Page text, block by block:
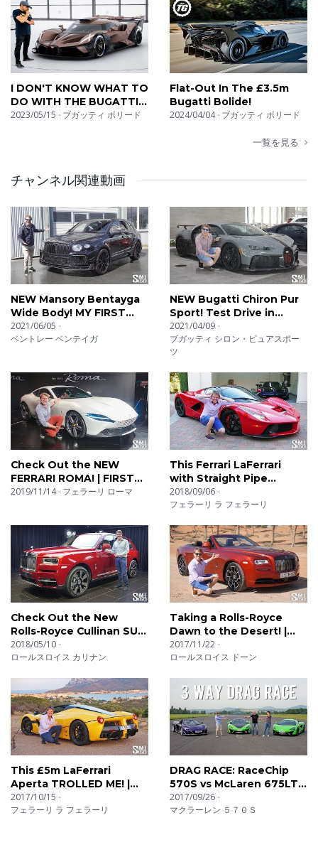
I DON'T KNOW WHAT TO
DO WITH THE BUGATTI
BOLIDE! || Manny
2023/05/15 ブガッティ ボリード
Flat-Out In The £3.5m
Bugatti Bolide!
2024/04/04 ブガッティ ボリード
一覧を見る
チャンネル関連動画
NEW Mansory Bentayga
Wide Body! MY FIRST
DRIVE in the MENTAL
750hp SUV
2021/06/05
ベントレー ベンテイガ
NEW Bugatti Chiron Pur
Sport! Test Drive in
Miami
2021/04/09
ブガッティ シロン・ピュアスポー
ツ
Check Out the NEW
FERRARI ROMA! | FIRST
LOOK
2019/11/14 フェラーリ ローマ
This Ferrari LaFerrari
with Straight Pipe
Exhaust Makes Ears
Bleed!
2018/09/06
フェラーリ ラ フェラーリ
Check Out the New
Rolls-Royce Cullinan SUV!
| FIRST LOOK
2018/05/10
ロールスロイス カリナン
Taking a Rolls-Royce
Dawn to the Desert! |
REVIEW
2017/11/22
ロールスロイス ドーン
This £5m LaFerrari
Aperta TROLLED ME! |
EXPERIENCE
2017/10/15
フェラーリ ラ フェラーリ
DRAG RACE: RaceChip
570S vs McLaren 675LT
vs 570S | EXPERIENCE
2017/09/26
マクラーレン ５７０Ｓ